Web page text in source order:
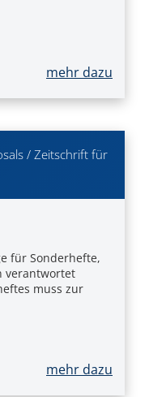
mehr dazu
/ Zeitschrift für
für Sonderhefte,
verantwortet
muss zur
mehr dazu